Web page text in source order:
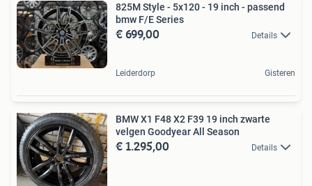
825M Style - 5x120 - 19 inch - passend
bmw F/E Series
€ 699,00 Details
Leiderdorp Gisteren
BMW X1 F48 X2 F39 19 inch zwarte
velgen Goodyear All Season
€ 1.295,00 Details